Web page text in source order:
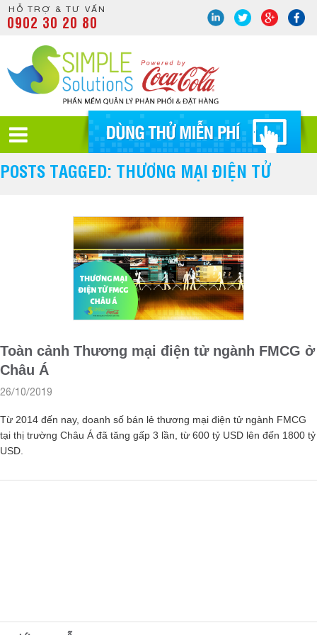
HỖ TRỢ & TƯ VẤN
0902 30 20 80
POSTS TAGGED: THƯƠNG MẠI ĐIỆN TỬ
Toàn cảnh Thương mại điện tử ngành FMCG ở
Châu Á
26/10/2019
Từ 2014 đến nay, doanh số bán lẻ thương mại điện tử ngành FMCG
tại thị trường Châu Á đã tăng gấp 3 lần, từ 600 tỷ USD lên đến 1800 tỷ
USD.